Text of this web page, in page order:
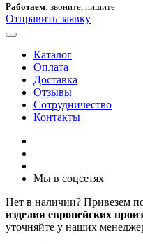
Работаем: звоните, пишите
Отправить заявку
Каталог
Оплата
Доставка
Отзывы
Сотрудничество
Контакты
Мы в соцсетях
Нет в наличии? Привезем
изделия европейских
уточняйте у наших